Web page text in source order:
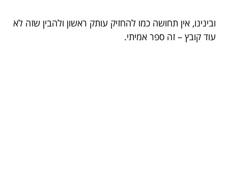
ובינינו, אין תחושה כמו להחזיק עותק ראשון ולהבין שזה לא
עוד קובץ – זה ספר אמיתי.